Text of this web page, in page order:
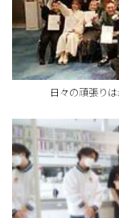
日々の頑張り